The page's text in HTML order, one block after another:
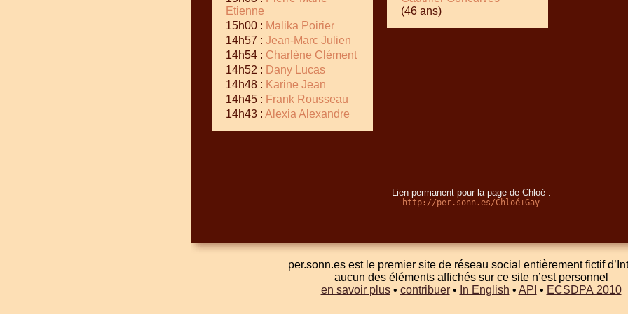
Etienne
15h00 : Malika Poirier
14h57 : Jean-Marc Julien
14h54 : Charlène Clément
14h52 : Dany Lucas
14h48 : Karine Jean
14h45 : Frank Rousseau
14h43 : Alexia Alexandre
(46 ans)
Lien permanent pour la page de Chloé :
http://per.sonn.es/Chloé+Gay
per.sonn.es est le premier site de réseau social entièrement fictif
aucun des éléments affichés sur ce site n’est personnel
en savoir plus• contribuer• In English • API • ECSDPA 2010